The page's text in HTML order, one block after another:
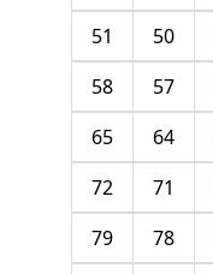
50
51
57
58
64
65
71
72
78
79